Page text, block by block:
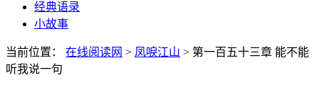
经典语录
小故事
当前位置： 在线阅读网 > 凤唳江山 > 第一百五十三章 能不能
听我说一句